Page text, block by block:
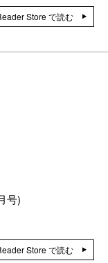
Store で読む
号)
Store で読む